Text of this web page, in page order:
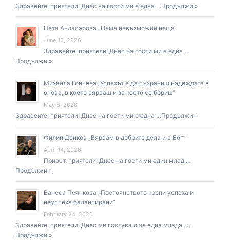
Здравейте, приятели! Днес на гости ми е една …Продължи »
Петя Андасарова „Няма невъзможни неща“
June 15, 2026
Здравейте, приятели! Днес на гости ми е една …
Продължи »
Михаела Гончева „Успехът е да съхраниш надеждата в
онова, в което вярваш и за което се бориш“
May 6, 2026
Здравейте, приятели! Днес на гости ми е една …Продължи »
Филип Донков „Вярвам в добрите дела и в Бог“
April 14, 2026
Привет, приятели! Днес на гости ми един млад …
Продължи »
Ванеса Пеянкова „Постоянството крепи успеха и
неуспеха балансирани”
February 24, 2026
Здравейте, приятели! Днес ми гостува още една млада, …
Продължи »